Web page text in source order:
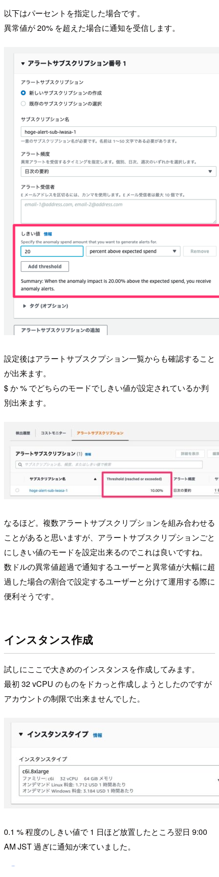
以下はパーセントを指定した場合です。
異常値が 20% を超えた場合に通知を受信します。
設定後はアラートサブスクプション一覧からも確認すること
が出来ます。
$ か % でどちらのモードでしきい値が設定されているか判
別出来ます。
なるほど。複数アラートサブスクリプションを組み合わせる
ことがあると思いますが、アラートサブスクリプションごと
にしきい値のモードを設定出来るのでこれは良いですね。
数ドルの異常値超過で通知するユーザーと異常値が大幅に超
過した場合の割合で設定するユーザーと分けて運用する際に
便利そうです。
インスタンス作成
試しにここで大きめのインスタンスを作成してみます。
最初 32 vCPU のものをドカっと作成しようとしたのですが
アカウントの制限で出来ませんでした。
0.1 % 程度のしきい値で 1 日ほど放置したところ翌日 9:00
AM JST 過ぎに通知が来ていました。